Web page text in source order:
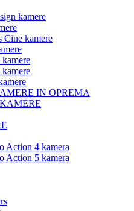
kamere
Cine kamere
IN OPREMA
Action 4 kamera
Action 5 kamera